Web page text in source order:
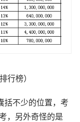
行榜）
括不少的位置，考
，另外奇怪的是